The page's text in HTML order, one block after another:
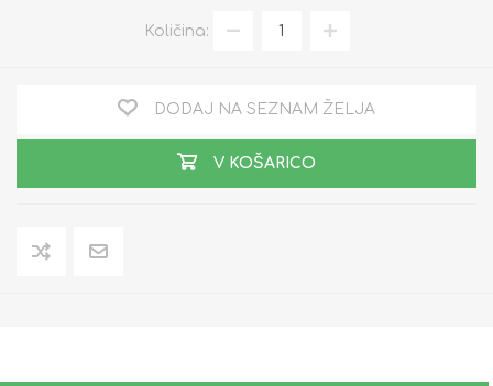
Količina:
DODAJ NA SEZNAM ŽELJA
V KOŠARICO